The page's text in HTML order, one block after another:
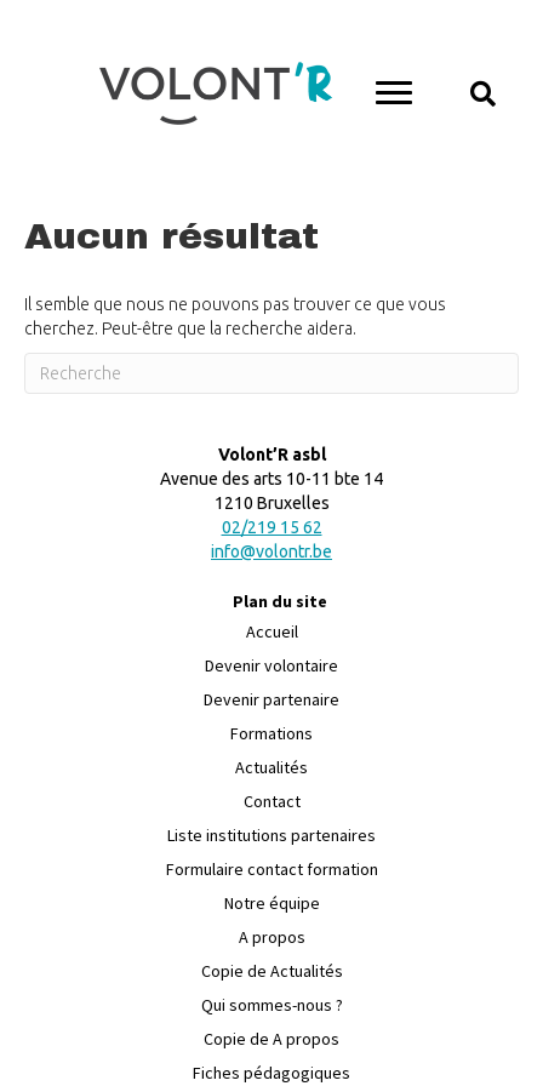
Aucun résultat
Il semble que nous ne pouvons pas trouver ce que vous
cherchez. Peut-être que la recherche aidera.
Volont’R asbl
Avenue des arts 10-11 bte 14
1210 Bruxelles
02/219 15 62
info@volontr.be
Plan du site
Accueil
Devenir volontaire
Devenir partenaire
Formations
Actualités
Contact
Liste institutions partenaires
Formulaire contact formation
Notre équipe
A propos
Copie de Actualités
Qui sommes-nous ?
Copie de A propos
Fiches pédagogiques